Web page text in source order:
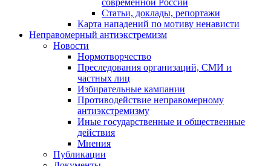
современной России
Статьи, доклады, репортажи
Карта нападений по мотиву ненависти
Неправомерный антиэкстремизм
Новости
Нормотворчество
Преследования организаций, СМИ и
частных лиц
Избирательные кампании
Противодействие неправомерному
антиэкстремизму
Иные государственные и общественные
действия
Мнения
Публикации